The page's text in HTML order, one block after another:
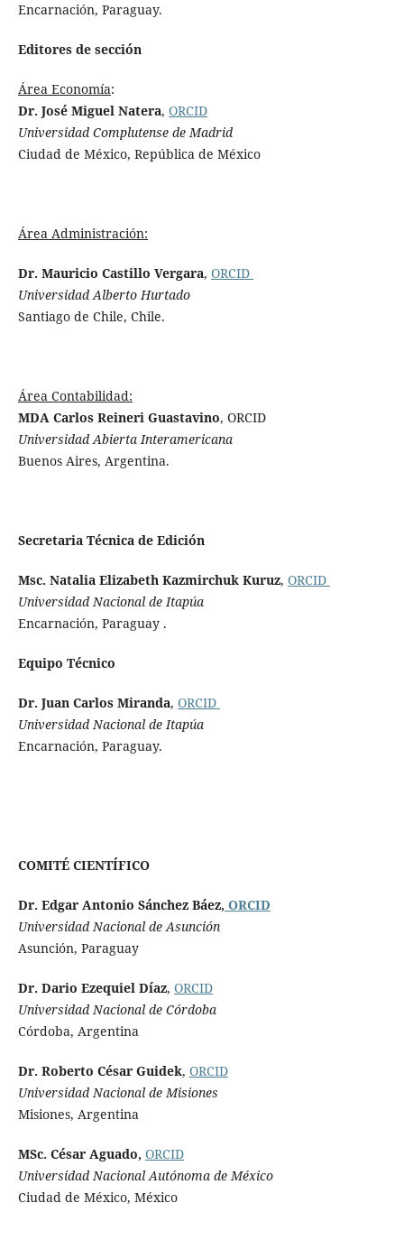
Encarnación, Paraguay.
Editores de sección
Área Economía:
Dr. José Miguel Natera, ORCID
Universidad Complutense de Madrid
Ciudad de México, República de México
Área Administración:
Dr. Mauricio Castillo Vergara, ORCID
Universidad Alberto Hurtado
Santiago de Chile, Chile.
Área Contabilidad:
MDA Carlos Reineri Guastavino, ORCID
Universidad Abierta Interamericana
Buenos Aires, Argentina.
Secretaria Técnica de Edición
Msc. Natalia Elizabeth Kazmirchuk Kuruz, ORCID
Universidad Nacional de Itapúa
Encarnación, Paraguay .
Equipo Técnico
Dr. Juan Carlos Miranda, ORCID
Universidad Nacional de Itapúa
Encarnación, Paraguay.
COMITÉ CIENTÍFICO
Dr. Edgar Antonio Sánchez Báez, ORCID
Universidad Nacional de Asunción
Asunción, Paraguay
Dr. Dario Ezequiel Díaz, ORCID
Universidad Nacional de Córdoba
Córdoba, Argentina
Dr. Roberto César Guidek, ORCID
Universidad Nacional de Misiones
Misiones, Argentina
MSc. César Aguado, ORCID
Universidad Nacional Autónoma de México
Ciudad de México, México